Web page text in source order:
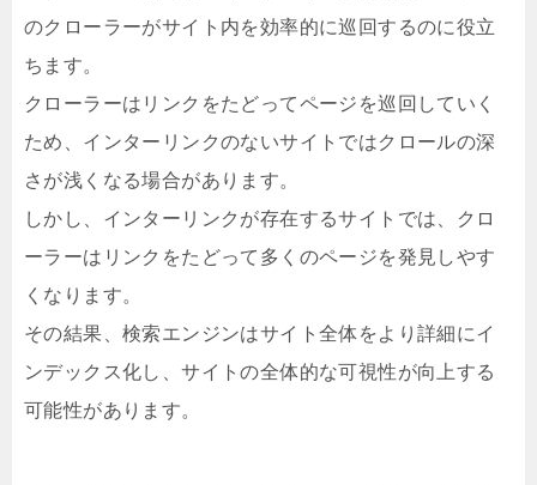
のクローラーがサイト内を効率的に巡回するのに役立
ちます。
クローラーはリンクをたどってページを巡回していく
ため、インターリンクのないサイトではクロールの深
さが浅くなる場合があります。
しかし、インターリンクが存在するサイトでは、クロ
ーラーはリンクをたどって多くのページを発見しやす
くなります。
その結果、検索エンジンはサイト全体をより詳細にイ
ンデックス化し、サイトの全体的な可視性が向上する
可能性があります。